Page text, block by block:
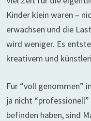
Kinder klein waren –
erwachsen und die
wird weniger. Es
kreativem und
Für “voll genommen”
ja nicht
befinden haben, sind